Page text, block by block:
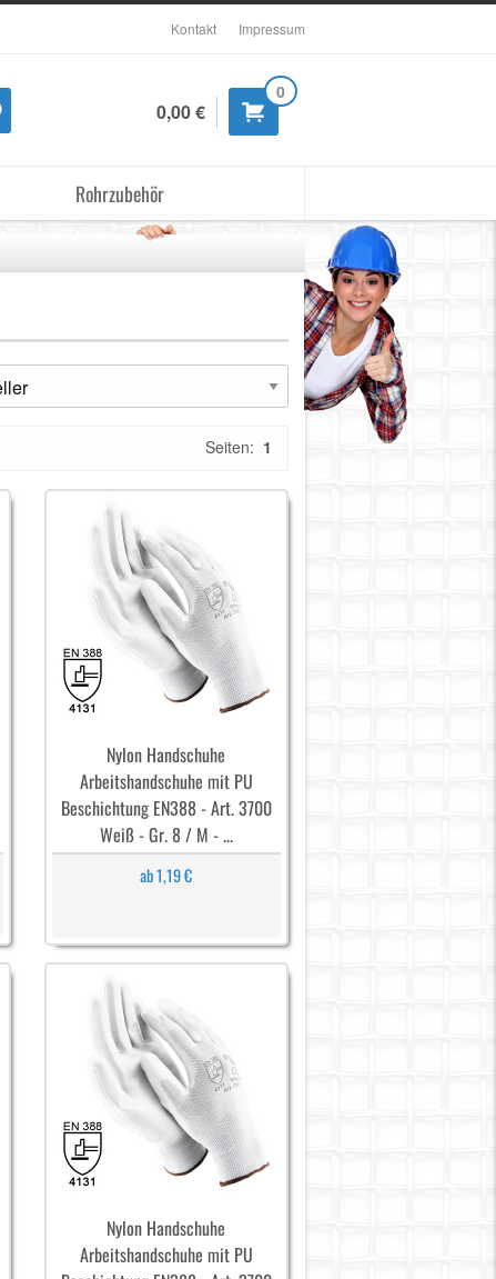
Kontakt Impressum
0
0,00 €
Rohrzubehör
Seiten: 1
Nylon Handschuhe
Arbeitshandschuhe mit PU
Beschichtung EN388 - Art. 3700
Weiß - Gr. 8 / M - ...
ab 1,19 €
Nylon Handschuhe
Arbeitshandschuhe mit PU